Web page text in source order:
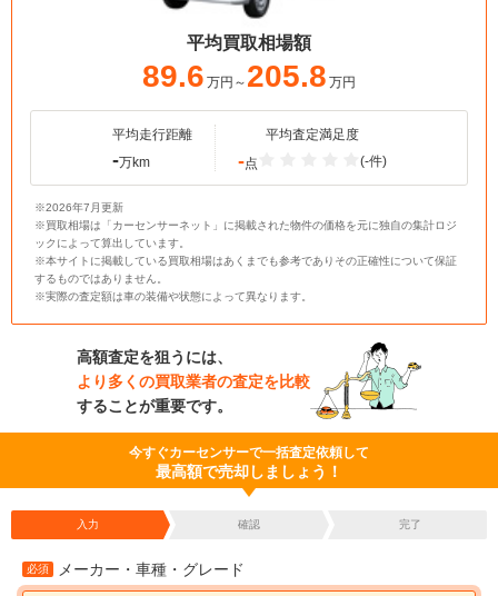
平均買取相場額
89.6 万円～ 205.8 万円
平均走行距離
-万km
平均査定満足度
-点 (-件)
※2026年7月更新
※買取相場は「カーセンサーネット」に掲載された物件の価格を元に独自の集計ロジ
ックによって算出しています。
※本サイトに掲載している買取相場はあくまでも参考でありその正確性について保証
するものではありません。
※実際の査定額は車の装備や状態によって異なります。
高額査定を狙うには、
より多くの買取業者の査定を比較
することが重要です。
今すぐカーセンサーで一括査定依頼して
最高額で売却しましょう！
入力 確認 完了
必須 メーカー・車種・グレード